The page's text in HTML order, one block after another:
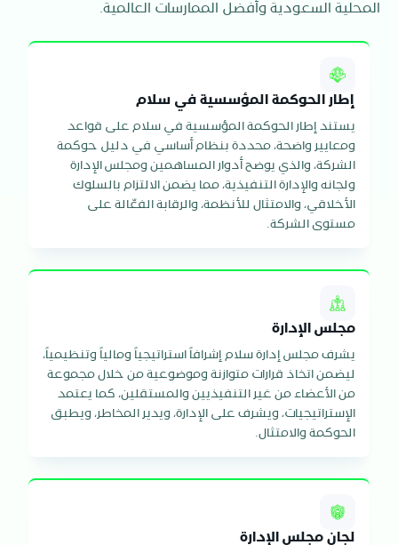
المحلية السعودية وأفضل الممارسات العالمية.
إطار الحوكمة المؤسسية في سلام
يستند إطار الحوكمة المؤسسية في سلام على قواعد
ومعايير واضحة، محددة بنظام أساسي في دليل حوكمة
الشركة، والذي يوضح أدوار المساهمين ومجلس الإدارة
ولجانه والإدارة التنفيذية، مما يضمن الالتزام بالسلوك
الأخلاقي، والامتثال للأنظمة، والرقابة الفعّالة على
مستوى الشركة.
مجلس الإدارة
يشرف مجلس إدارة سلام إشرافاً استراتيجياً ومالياً وتنظيمياً،
ليضمن اتخاذ قرارات متوازنة وموضوعية من خلال مجموعة
من الأعضاء من غير التنفيذيين والمستقلين، كما يعتمد
الإستراتيجيات، ويشرف على الإدارة، ويدير المخاطر، ويطبق
الحوكمة والامتثال.
لجان مجلس الإدارة